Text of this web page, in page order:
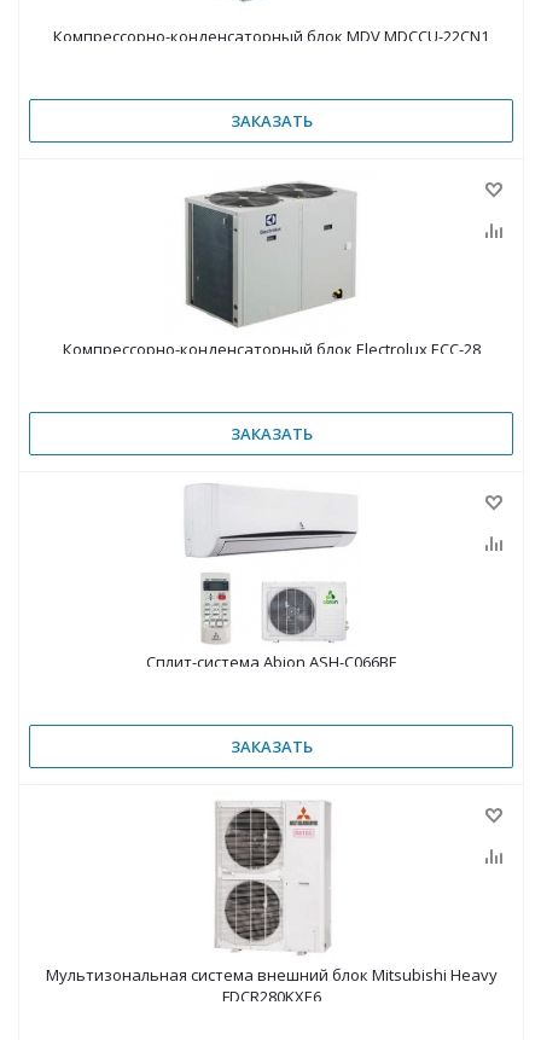
Компрессорно-конденсаторный блок MDV MDCCU-22CN1
ЗАКАЗАТЬ
Компрессорно-конденсаторный блок Electrolux ECC-28
ЗАКАЗАТЬ
Сплит-система Abion ASH-C066BE
ЗАКАЗАТЬ
Мультизональная система внешний блок Mitsubishi Heavy
FDCR280KXE6